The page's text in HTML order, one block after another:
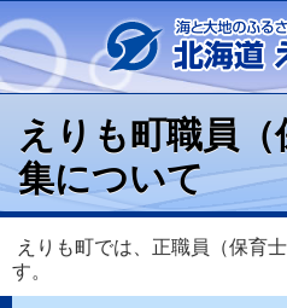
えりも町職員
集について
えりも町では、正職員（保育
す。